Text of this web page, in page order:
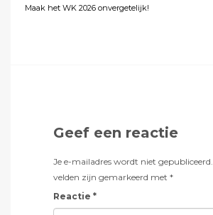
Maak het WK 2026 onvergetelijk!
Geef een reactie
Je e-mailadres wordt niet gepubliceerd.
velden zijn gemarkeerd met *
Reactie *